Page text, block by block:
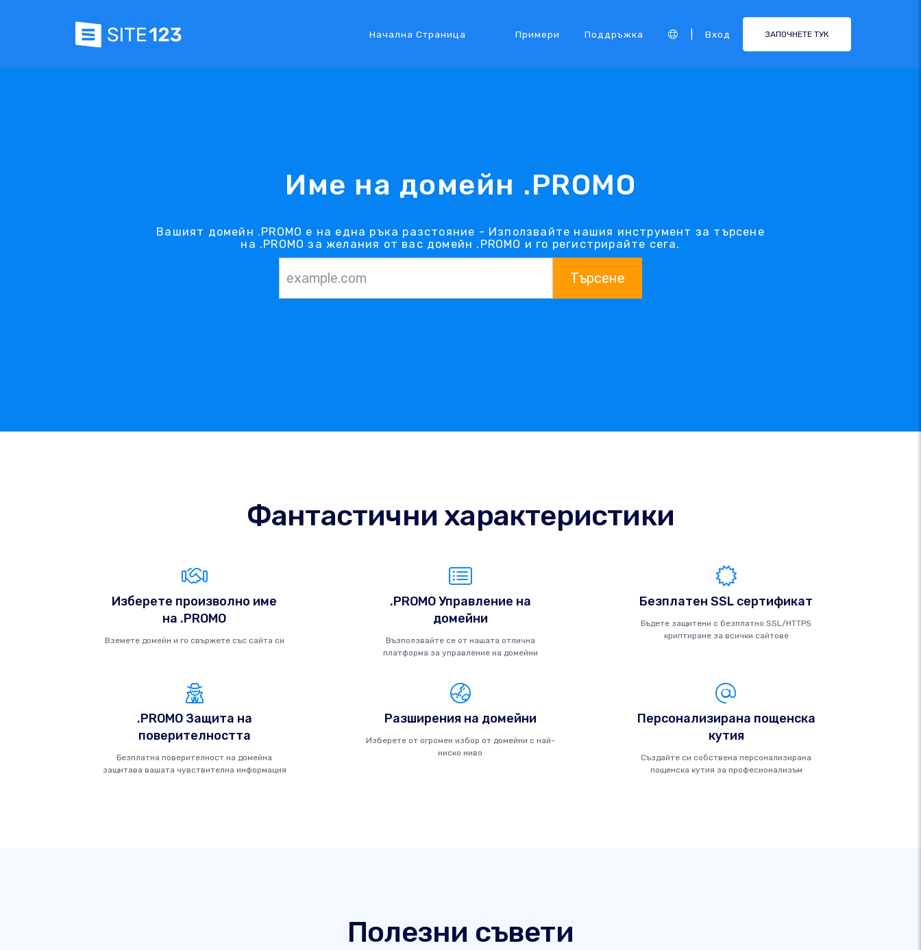
Начална Страница Примери Поддръжка Вход ЗАПОЧНЕТЕ ТУК
Име на домейн .PROMO
Вашият домейн .PROMO е на една ръка разстояние - Използвайте нашия инструмент за търсене
на .PROMO за желания от вас домейн .PROMO и го регистрирайте сега.
Търсене
Фантастични характеристики
Изберете произволно име
на .PROMO
Вземете домейн и го свържете със сайта си
.PROMO Управление на
домейни
Възползвайте се от нашата отлична
платформа за управление на домейни
Безплатен SSL сертификат
Бъдете защитени с безплатно SSL/HTTPS
криптиране за всички сайтове
.PROMO Защита на
поверителността
Безплатна поверителност на домейна
защитава вашата чувствителна информация
Разширения на домейни
Изберете от огромен избор от домейни с най-
ниско ниво
Персонализирана пощенска
кутия
Създайте си собствена персонализирана
пощенска кутия за професионализъм
Полезни съвети